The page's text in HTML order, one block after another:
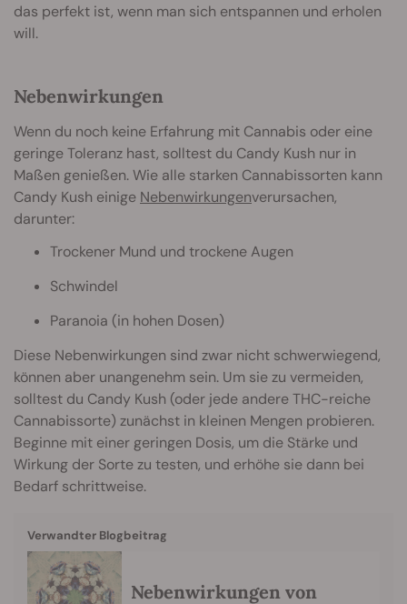
das perfekt ist, wenn man sich entspannen und erholen
will.
Nebenwirkungen
Wenn du noch keine Erfahrung mit Cannabis oder eine
geringe Toleranz hast, solltest du Candy Kush nur in
Maßen genießen. Wie alle starken Cannabissorten kann
Candy Kush einige Nebenwirkungenverursachen,
darunter:
Trockener Mund und trockene Augen
Schwindel
Paranoia (in hohen Dosen)
Diese Nebenwirkungen sind zwar nicht schwerwiegend,
können aber unangenehm sein. Um sie zu vermeiden,
solltest du Candy Kush (oder jede andere THC-reiche
Cannabissorte) zunächst in kleinen Mengen probieren.
Beginne mit einer geringen Dosis, um die Stärke und
Wirkung der Sorte zu testen, und erhöhe sie dann bei
Bedarf schrittweise.
Verwandter Blogbeitrag
Nebenwirkungen von